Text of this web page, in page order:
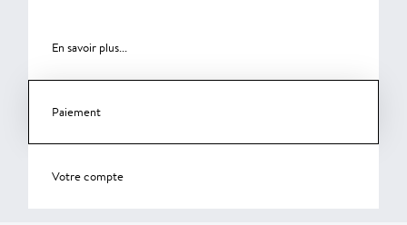
En savoir plus...
Paiement
Votre compte